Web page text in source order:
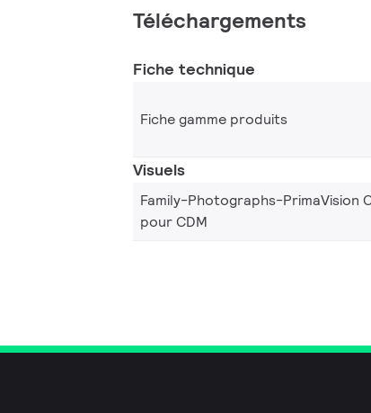
Téléchargements
Fiche technique
Fiche gamme produits
Visuels
Family-Photographs-PrimaVision
pour CDM